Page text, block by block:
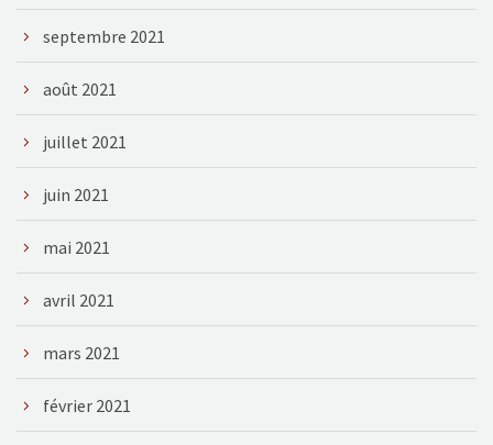
septembre 2021
août 2021
juillet 2021
juin 2021
mai 2021
avril 2021
mars 2021
février 2021